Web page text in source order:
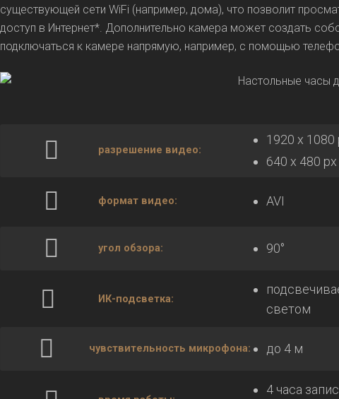
существующей сети WiFi (например, дома), что позволит
доступ в Интернет*. Дополнительно камера может создать
подключаться к камере напрямую, например, с помощью
разрешение видео:
1920 х 1080
640 х 480 px
формат видео: AVI
угол обзора: 90°
ИК-подсветка:
светом
чувствительность микрофона: до 4 м
4 часа